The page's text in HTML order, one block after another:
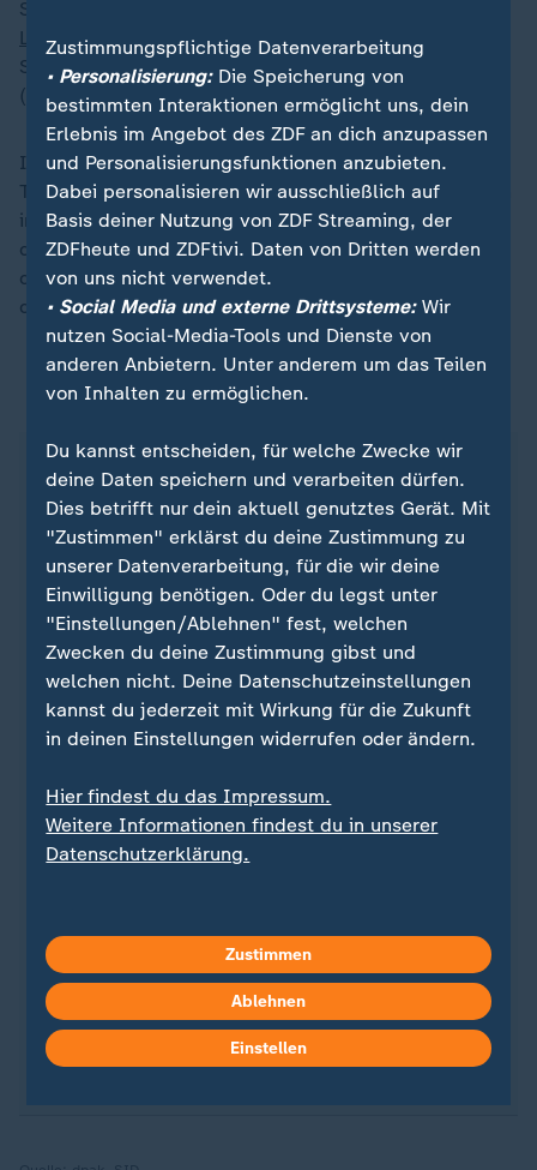
Schweriner Trainer Felix Koslowski (20.00 Uhr/
Livestream
). Die weiteren Vorrundengegner sind
Serbien (11.07./ZDF Livestream
(12.07./
ZDF-Livestream
In der Volleyball Nations League treten die 18 besten
Teams bei Männern und Frauen an. Nach zwölf Spielen
in der Gruppenphase kommen die sieben Besten und
der Gastgeber der Endrunde in die K.-o.-Phase, die in
diesem Jahr in China stattfindet. Im Vorjahr erreichten
die DVV-Frauen das Viertelfinale.
ZDFsportstudio auf WhatsApp
Quelle: Reuters
Sie wollen über Sport stets auf dem Laufenden
morgens zum Kaffee, mittags zum Lunch oder zum
Feierabend - erhalten Siedie wichtigsten News
direkt auf Ihr Smartphone. Melden Sie sich hier
ganz einfach für unseren WhatsApp-Channel an:
sportstudio-WhatsApp-Channel
Zustimmungspflichtige Datenverarbeitung
• Personalisierung:Die Speicherung von
bestimmten Interaktionen ermöglicht uns, dein
Erlebnis im Angebot des ZDF an dich anzupassen
und Personalisierungsfunktionen anzubieten.
Dabei personalisieren wir ausschließlich auf
Basis deiner Nutzung von ZDF Streaming, der
ZDFheute und ZDFtivi. Daten von Dritten werden
von uns nicht verwendet.
• Social Media und externe Drittsysteme:Wir
nutzen Social-Media-Tools und Dienste von
anderen Anbietern. Unter anderem um das Teilen
von Inhalten zu ermöglichen.
Du kannst entscheiden, für welche Zwecke wir
deine Daten speichern und verarbeiten dürfen.
Dies betrifft nur dein aktuell genutztes Gerät. Mit
"Zustimmen" erklärst du deine Zustimmung zu
unserer Datenverarbeitung, für die wir deine
Einwilligung benötigen. Oder du legst unter
"Einstellungen/Ablehnen" fest, welchen
Zwecken du deine Zustimmung gibst und
welchen nicht. Deine Datenschutzeinstellungen
kannst du jederzeit mit Wirkung für die Zukunft
in deinen Einstellungen widerrufen oder ändern.
Hier findest du das Impressum.
Weitere Informationen findest du in unserer
Datenschutzerklärung.
Zustimmen
Ablehnen
Einstellen